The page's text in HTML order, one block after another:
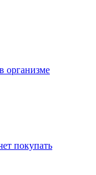
организме
покупать